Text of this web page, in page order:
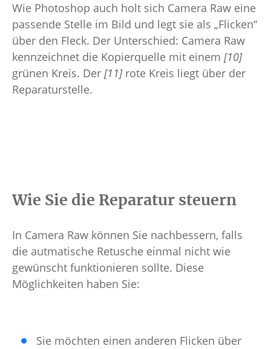
Wie Photoshop auch holt sich Camera Raw eine
passende Stelle im Bild und legt sie als „Flicken“
über den Fleck. Der Unterschied: Camera Raw
kennzeichnet die Kopierquelle mit einem [10]
grünen Kreis. Der [11]rote Kreis liegt über der
Reparaturstelle.
Wie Sie die Reparatur steuern
In Camera Raw können Sie nachbessern, falls
die autmatische Retusche einmal nicht wie
gewünscht funktionieren sollte. Diese
Möglichkeiten haben Sie:
Sie möchten einen anderen Flicken über